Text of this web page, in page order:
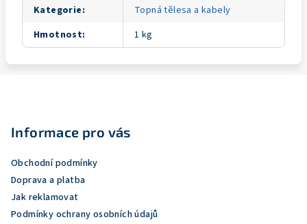
Kategorie:
Topná tělesa a kabely
Hmotnost: 1 kg
Informace pro vás
Obchodní podmínky
Doprava a platba
Jak reklamovat
Podmínky ochrany osobních údajů